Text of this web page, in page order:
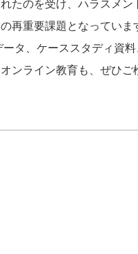
たのを受け、ハラスメ
再重要課題となってい
タ、ケーススタディ資
ンライン教育も、ぜひご